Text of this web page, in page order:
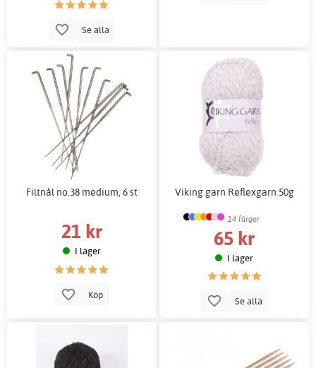
Se alla
Filtnål no.38 medium, 6 st
21 kr
I lager
Köp
Viking garn Reflexgarn 50g
14 färger
65 kr
I lager
Se alla